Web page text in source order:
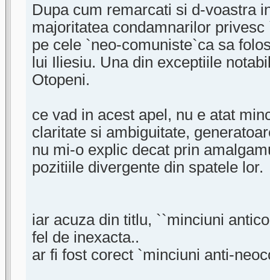
Dupa cum remarcati si d-voastra
majoritatea condamnarilor
pe cele `neo-comuniste`ca sa
lui Iliesiu. Una din exceptiile
Otopeni.
ce vad in acest apel, nu e atat
claritate si ambiguitate,
nu mi-o explic decat prin
pozitiile divergente din spatele lor.
iar acuza din titlu, ``minciuni
fel de inexacta..
ar fi fost corect `minciuni anti-